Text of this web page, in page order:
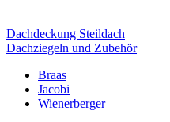
Dachdeckung Steildach
Dachziegeln und Zubehör
Braas
Jacobi
Wienerberger